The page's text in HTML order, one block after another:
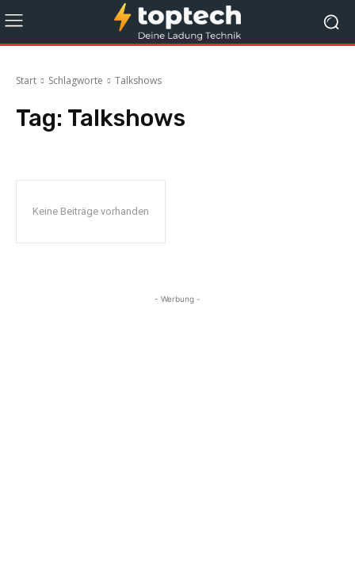
Start Schlagworte Talkshows
Tag: Talkshows
Keine Beiträge vorhanden
- Werbung -